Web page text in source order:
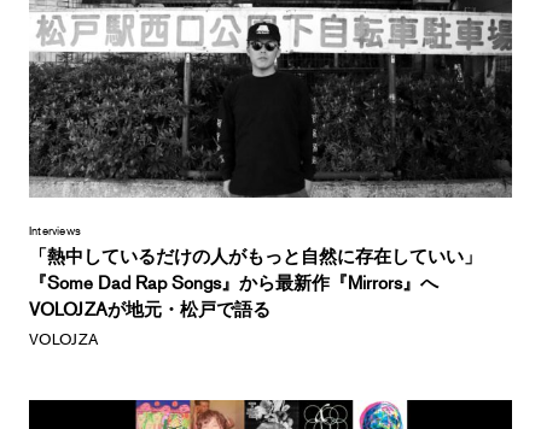
Interviews
「熱中しているだけの人がもっと自然に存在していい」
『Some Dad Rap Songs』から最新作『Mirrors』へ
VOLOJZAが地元・松戸で語る
VOLOJZA